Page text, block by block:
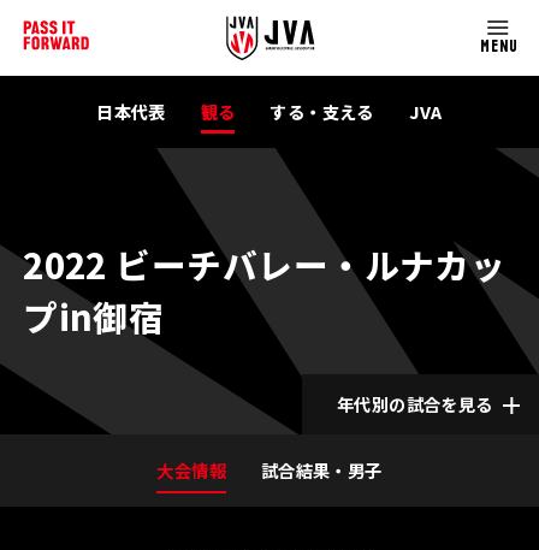
MENU
日本代表 観る する・支える JVA
2022 ビーチバレー・ルナカッ
プin御宿
年代別の試合を見る
大会情報 試合結果・男子